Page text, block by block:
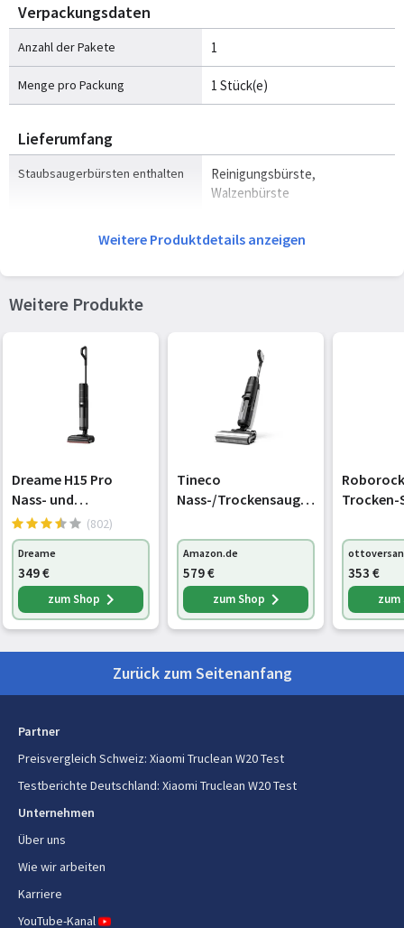
Verpackungsdaten
Anzahl der Pakete 1
Menge pro Packung 1 Stück(e)
Lieferumfang
Staubsaugerbürsten enthalten
Reinigungsbürste,
Walzenbürste
Leistungen
Geeignet für alle Arten von
Anzahl Geschwindigkeiten
Energiequelle Akku
Maximale Eingangsleistung 200 W
Saugleistung 15000 Pascal
Motorleistung 200 W
Akku-/Batteriespannung 21,6 V
Batteriekapazität
Gewicht und Abmessungen
Breite
Höhe
Weitere Produktdetails anzeigen
Weitere Produkte
Dreame H15 Pro
Nass- und
Trockensauger
(802)
Dreame
349€
zum Shop
Tineco
Nass-/Trockensauger
Pet
Amazon.de
579€
zum Shop
Trocken-
schwarz,
Nass-
353 €
Zurück zum Seitenanfang
Partner
Preisvergleich Schweiz: Xiaomi Truclean W20 Test
Testberichte Deutschland: Xiaomi Truclean W20 Test
Unternehmen
Über uns
Wie wir arbeiten
Karriere
YouTube-Kanal